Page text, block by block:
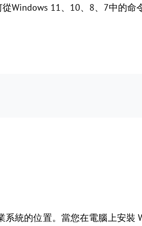
Windows 11、10、8、7中的命
統的位置。當您在電腦上安裝